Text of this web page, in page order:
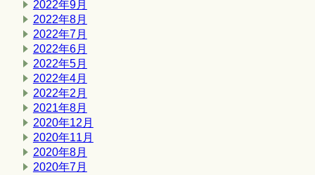
2022年9月
2022年8月
2022年7月
2022年6月
2022年5月
2022年4月
2022年2月
2021年8月
2020年12月
2020年11月
2020年8月
2020年7月